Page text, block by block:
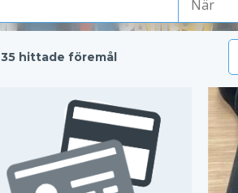
35 hittade föremål